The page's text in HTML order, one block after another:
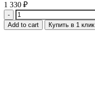
1 330 ₽
Quantity
Add to cart Купить в 1 клик